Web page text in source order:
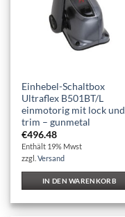
Einhebel-Schaltbox
Ultraflex B501BT/L
einmotorig mit lock und
trim – gunmetal
€496.48
Enthält 19% Mwst
zzgl.Versand
IN DEN WARENKORB